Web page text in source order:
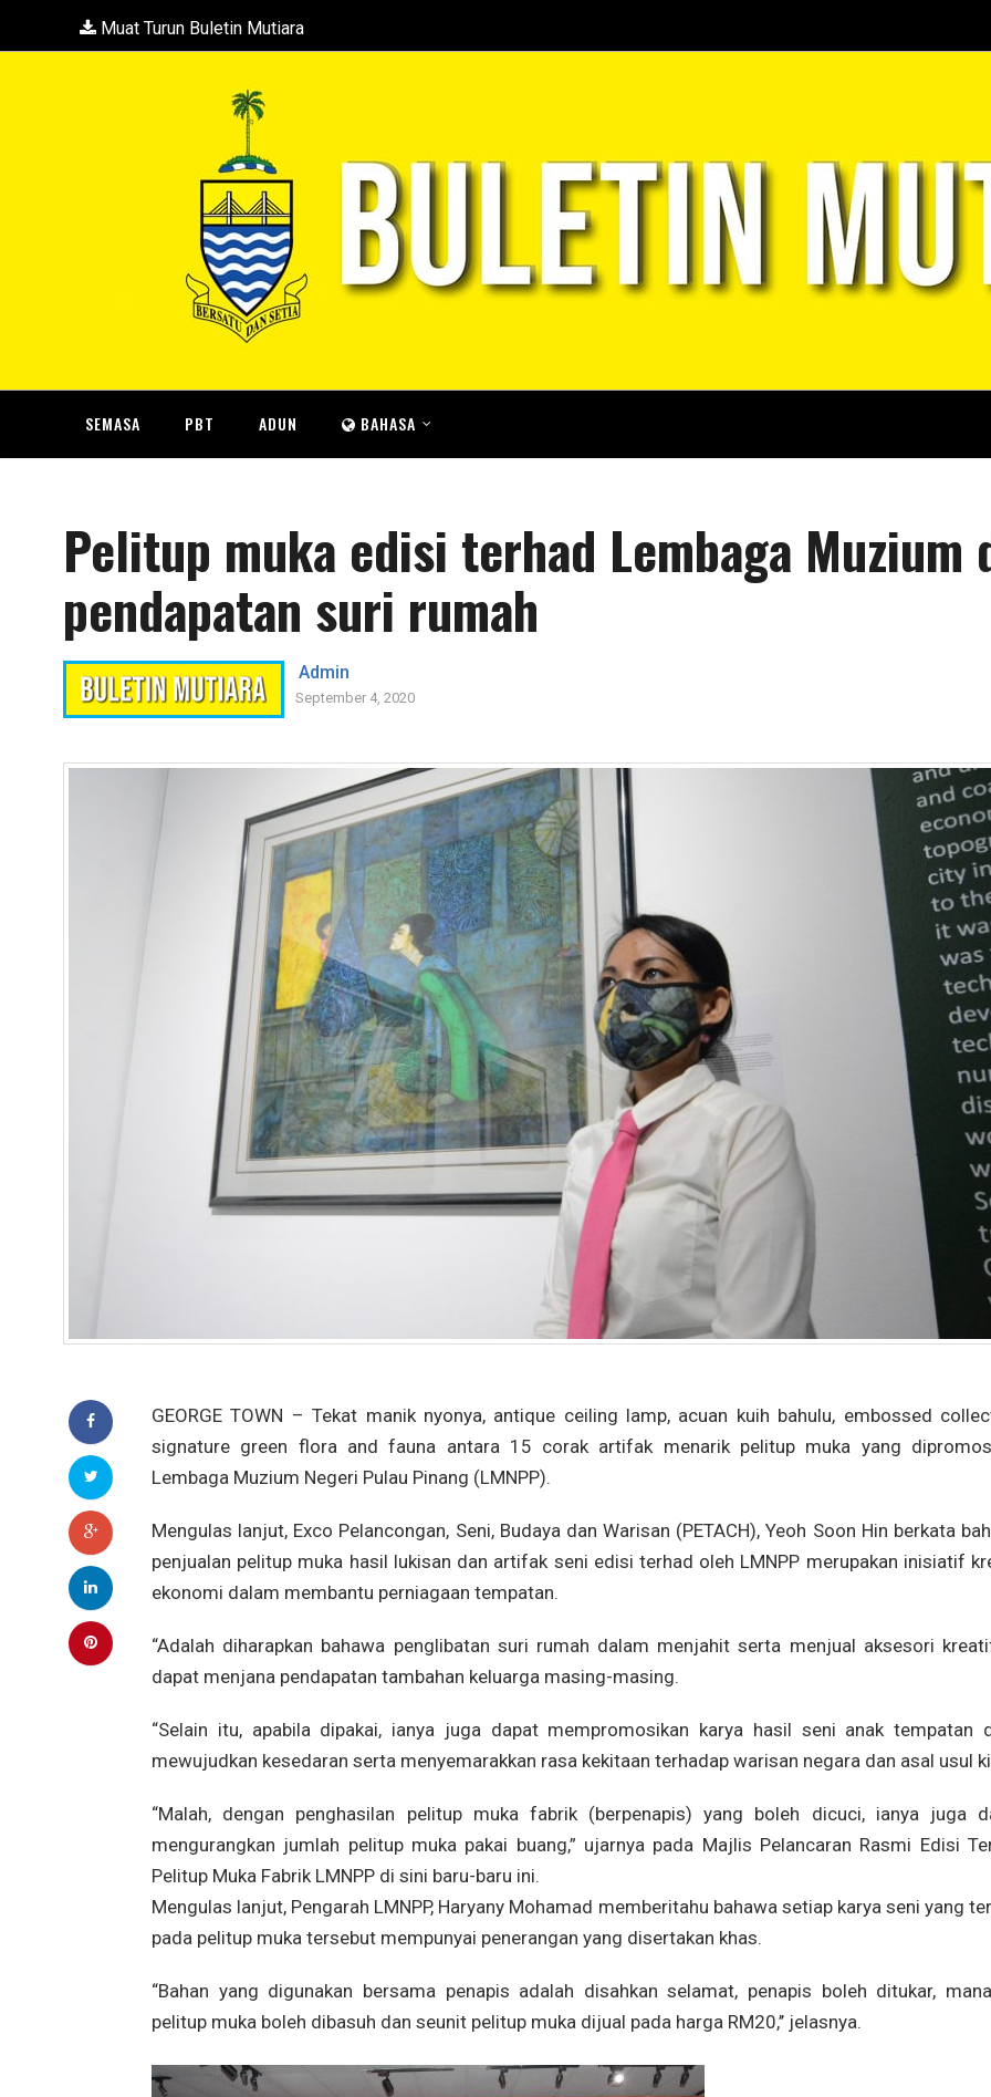
Muat Turun Buletin Mutiara
SEMASA PBT ADUN BAHASA
Pelitup muka edisi terhad Lembaga Muzium
pendapatan suri rumah
Admin
September 4, 2020
GEORGE TOWN – Tekat manik nyonya, antique ceiling lamp, acuan kuih bahulu, embossed
signature green flora and fauna antara 15 corak artifak menarik pelitup muka yang
Lembaga Muzium Negeri Pulau Pinang (LMNPP).
Mengulas lanjut, Exco Pelancongan, Seni, Budaya dan Warisan (PETACH), Yeoh Soon Hin berkata
penjualan pelitup muka hasil lukisan dan artifak seni edisi terhad oleh LMNPP merupakan inisiatif
ekonomi dalam membantu perniagaan tempatan.
“Adalah diharapkan bahawa penglibatan suri rumah dalam menjahit serta menjual aksesori
dapat menjana pendapatan tambahan keluarga masing-masing.
“Selain itu, apabila dipakai, ianya juga dapat mempromosikan karya hasil seni anak tempatan
mewujudkan kesedaran serta menyemarakkan rasa kekitaan terhadap warisan negara dan asal usul
“Malah, dengan penghasilan pelitup muka fabrik (berpenapis) yang boleh dicuci, ianya juga
mengurangkan jumlah pelitup muka pakai buang,” ujarnya pada Majlis Pelancaran Rasmi Edisi
Pelitup Muka Fabrik LMNPP di sini baru-baru ini.
Mengulas lanjut, Pengarah LMNPP, Haryany Mohamad memberitahu bahawa setiap karya seni yang
pada pelitup muka tersebut mempunyai penerangan yang disertakan khas.
“Bahan yang digunakan bersama penapis adalah disahkan selamat, penapis boleh ditukar,
pelitup muka boleh dibasuh dan seunit pelitup muka dijual pada harga RM20,’’ jelasnya.